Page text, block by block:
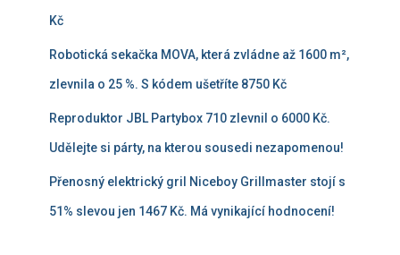
Kč
Robotická sekačka MOVA, která zvládne až 1600 m²,
zlevnila o 25 %. S kódem ušetříte 8750 Kč
Reproduktor JBL Partybox 710 zlevnil o 6000 Kč.
Udělejte si párty, na kterou sousedi nezapomenou!
Přenosný elektrický gril Niceboy Grillmaster stojí s
51% slevou jen 1467 Kč. Má vynikající hodnocení!